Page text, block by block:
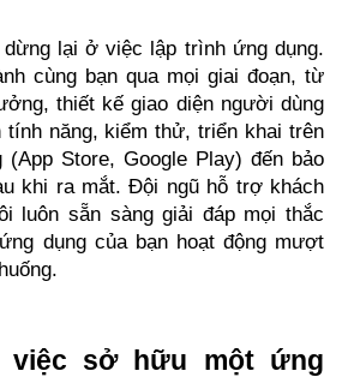
lại ở việc lập trình ứng dụng.
cùng bạn qua mọi giai đoạn, từ
thiết kế giao diện người dùng
tính năng, kiểm thử, triển khai trên
Store, Google Play) đến bảo
khi ra mắt. Đội ngũ hỗ trợ khách
luôn sẵn sàng giải đáp mọi thắc
dụng của bạn hoạt động mượt
việc sở hữu một ứng